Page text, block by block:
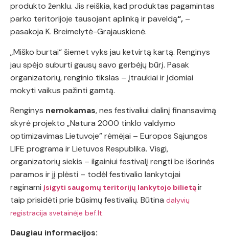
produkto ženklu. Jis reiškia, kad produktas pagamintas
parko teritorijoje tausojant aplinką ir paveldą“, –
pasakoja K. Breimelytė-Grajauskienė.
„Miško burtai“ šiemet vyks jau ketvirtą kartą. Renginys
jau spėjo suburti gausų savo gerbėjų būrį. Pasak
organizatorių, renginio tikslas – įtraukiai ir įdomiai
mokyti vaikus pažinti gamtą.
Renginys nemokamas, nes festivaliui dalinį finansavimą
skyrė projekto „Natura 2000 tinklo valdymo
optimizavimas Lietuvoje” rėmėjai – Europos Sąjungos
LIFE programa ir Lietuvos Respublika. Visgi,
organizatorių siekis – ilgainiui festivalį rengti be išorinės
paramos ir jį plėsti – todėl festivalio lankytojai
raginami įsigyti saugomų teritorijų lankytojo bilietąir
taip prisidėti prie būsimų festivalių. Būtina dalyvių
registracija svetainėje bef.lt.
Daugiau informacijos: